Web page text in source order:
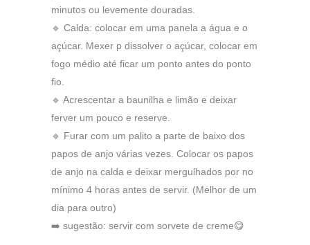
minutos ou levemente douradas.
🔹 Calda: colocar em uma panela a água e o
açúcar. Mexer p dissolver o açúcar, colocar em
fogo médio até ficar um ponto antes do ponto
fio.
🔹 Acrescentar a baunilha e limão e deixar
ferver um pouco e reserve.
🔹 Furar com um palito a parte de baixo dos
papos de anjo várias vezes. Colocar os papos
de anjo na calda e deixar mergulhados por no
mínimo 4 horas antes de servir. (Melhor de um
dia para outro)
➡️ sugestão: servir com sorvete de creme😋